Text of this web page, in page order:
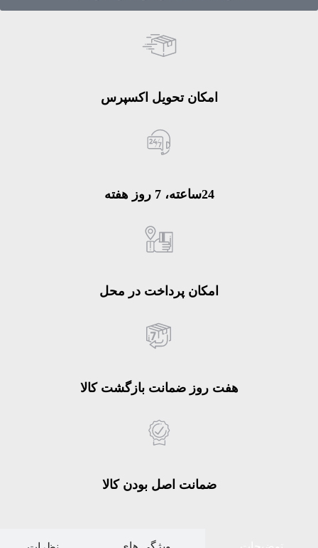
امکان تحویل اکسپرس
24ساعته، 7 روز هفته
امکان پرداخت در محل
هفت روز ضمانت بازگشت کالا
ضمانت اصل بودن کالا